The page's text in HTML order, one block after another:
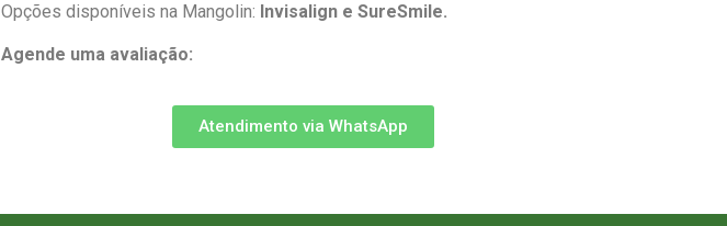
Opções disponíveis na Mangolin: Invisalign e SureSmile.
Agende uma avaliação:
Atendimento via WhatsApp